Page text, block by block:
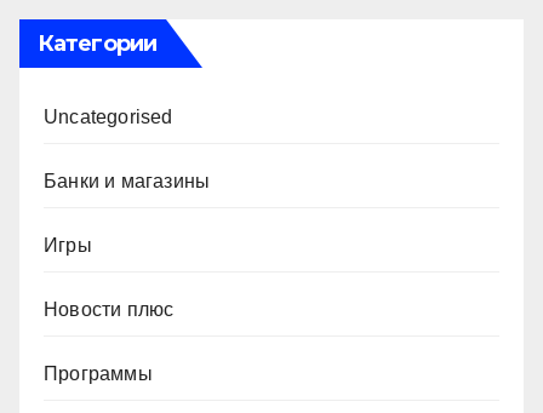
Категории
Uncategorised
Банки и магазины
Игры
Новости плюс
Программы